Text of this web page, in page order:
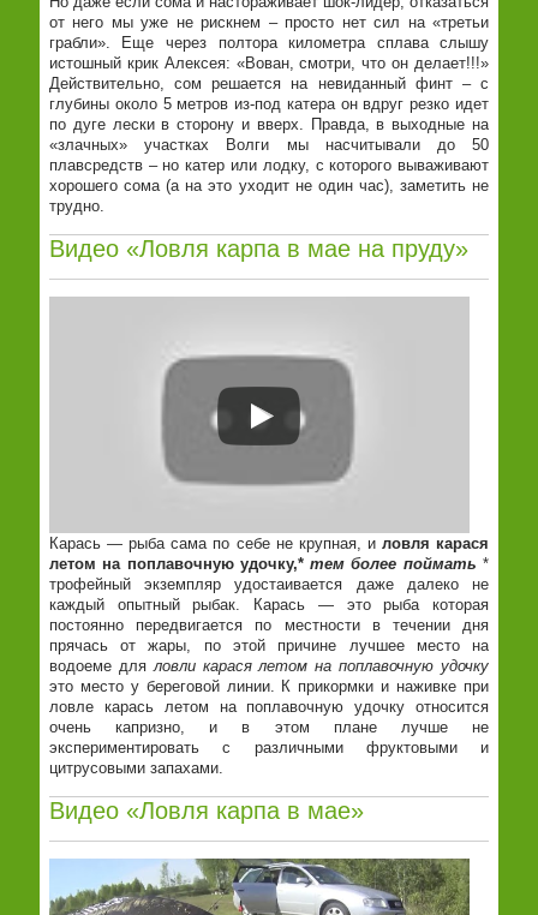
от него мы уже не рискнем – просто нет сил на «третьи
грабли». Еще через полтора километра сплава слышу
истошный крик Алексея: «Вован, смотри, что он делает!!!»
Действительно, сом решается на невиданный финт – с
глубины около 5 метров из-под катера он вдруг резко идет
по дуге лески в сторону и вверх. Правда, в выходные на
«злачных» участках Волги мы насчитывали до 50
плавсредств – но катер или лодку, с которого вываживают
хорошего сома (а на это уходит не один час), заметить не
трудно.
Видео «Ловля карпа в мае на пруду»
Карась — рыба сама по себе не крупная, и ловля карася
летом на поплавочную удочку,*тем более поймать*
трофейный экземпляр удостаивается даже далеко не
каждый опытный рыбак. Карась — это рыба которая
постоянно передвигается по местности в течении дня
прячась от жары, по этой причине лучшее место на
водоеме дляловли карася летом на поплавочную удочку
это место у береговой линии. К прикормки и наживке при
ловле карась летом на поплавочную удочку относится
очень капризно, и в этом плане лучше не
экспериментировать с различными фруктовыми и
цитрусовыми запахами.
Видео «Ловля карпа в мае»